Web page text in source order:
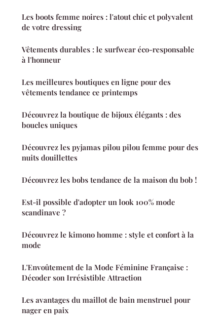
Les boots femme noires : l'atout chic et polyvalent
de votre dressing
Vêtements durables : le surfwear éco-responsable
à l'honneur
Les meilleures boutiques en ligne pour des
vêtements tendance ce printemps
Découvrez la boutique de bijoux élégants : des
boucles uniques
Découvrez les pyjamas pilou pilou femme pour des
nuits douillettes
Découvrez les bobs tendance de la maison du bob !
Est-il possible d'adopter un look 100% mode
scandinave ?
Découvrez le kimono homme : style et confort à la
mode
L'Envoûtement de la Mode Féminine Française :
Décoder son Irrésistible Attraction
Les avantages du maillot de bain menstruel pour
nager en paix